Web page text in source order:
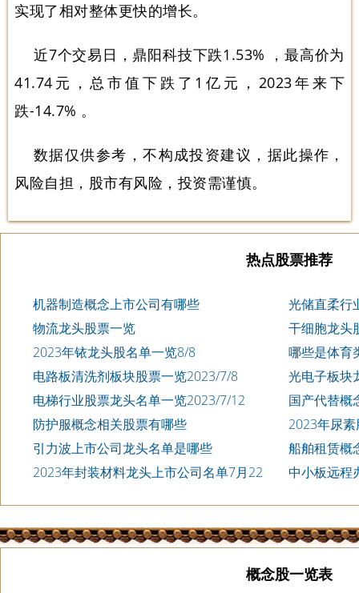
实现了相对整体更快的增长。
近7个交易日，鼎阳科技下跌1.53% ，最高价为
41.74元，总市值下跌了1亿元，2023年来下
跌-14.7% 。
数据仅供参考，不构成投资建议，据此操作，
风险自担，股市有风险，投资需谨慎。
热点股票推荐
机器制造概念上市公司有哪些
光储直柔行
物流龙头股票一览
干细胞龙头
2023年铱龙头股名单一览8/8
哪些是体育
电路板清洗剂板块股票一览2023/7/8
光电子板块
电梯行业股票龙头名单一览2023/7/12
国产代替概
防护服概念相关股票有哪些
2023年尿
引力波上市公司龙头名单是哪些
船舶租赁概
2023年封装材料龙头上市公司名单7月22
中小板远程
概念股一览表